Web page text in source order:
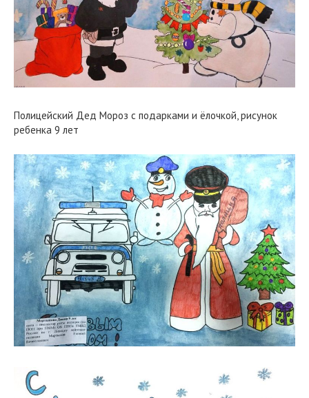
Полицейский Дед Мороз с подарками и ёлочкой, рисунок
ребенка 9 лет